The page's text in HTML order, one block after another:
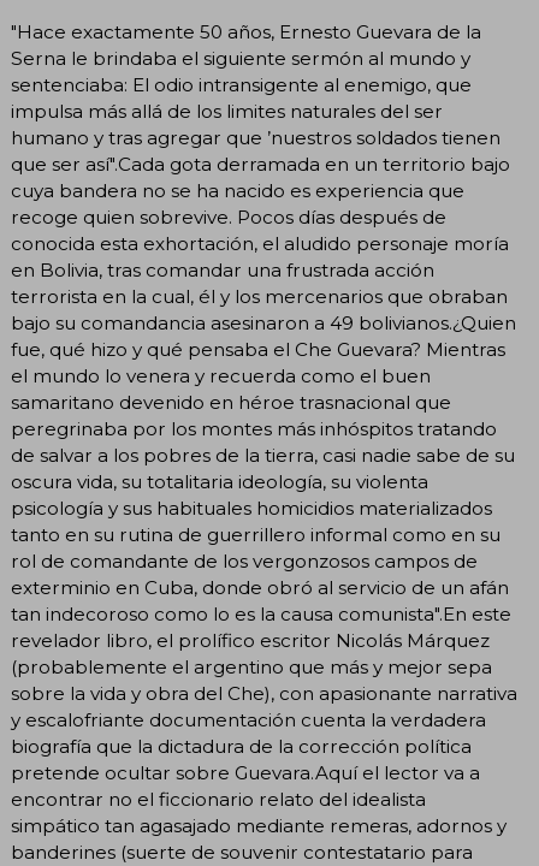
"Hace exactamente 50 años, Ernesto Guevara de la
Serna le brindaba el siguiente sermón al mundo y
sentenciaba: El odio intransigente al enemigo, que
impulsa más allá de los limites naturales del ser
humano y tras agregar que ’nuestros soldados tienen
que ser así".Cada gota derramada en un territorio bajo
cuya bandera no se ha nacido es experiencia que
recoge quien sobrevive. Pocos días después de
conocida esta exhortación, el aludido personaje moría
en Bolivia, tras comandar una frustrada acción
terrorista en la cual, él y los mercenarios que obraban
bajo su comandancia asesinaron a 49 bolivianos.¿Quien
fue, qué hizo y qué pensaba el Che Guevara? Mientras
el mundo lo venera y recuerda como el buen
samaritano devenido en héroe trasnacional que
peregrinaba por los montes más inhóspitos tratando
de salvar a los pobres de la tierra, casi nadie sabe de su
oscura vida, su totalitaria ideología, su violenta
psicología y sus habituales homicidios materializados
tanto en su rutina de guerrillero informal como en su
rol de comandante de los vergonzosos campos de
exterminio en Cuba, donde obró al servicio de un afán
tan indecoroso como lo es la causa comunista".En este
revelador libro, el prolífico escritor Nicolás Márquez
(probablemente el argentino que más y mejor sepa
sobre la vida y obra del Che), con apasionante narrativa
y escalofriante documentación cuenta la verdadera
biografía que la dictadura de la corrección política
pretende ocultar sobre Guevara.Aquí el lector va a
encontrar no el ficcionario relato del idealista
simpático tan agasajado mediante remeras, adornos y
banderines (suerte de souvenir contestatario para